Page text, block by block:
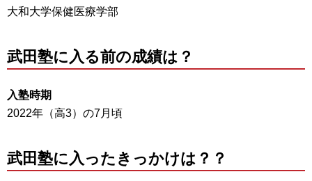
大和大学保健医療学部
武田塾に入る前の成績は？
入塾時期
2022年（高3）の7月頃
武田塾に入ったきっかけは？？